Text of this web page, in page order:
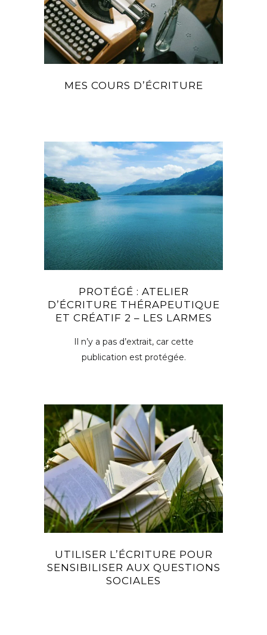
MES COURS D’ÉCRITURE
PROTÉGÉ : ATELIER
D’ÉCRITURE THÉRAPEUTIQUE
ET CRÉATIF 2 – LES LARMES
Il n’y a pas d’extrait, car cette
publication est protégée.
UTILISER L’ÉCRITURE POUR
SENSIBILISER AUX QUESTIONS
SOCIALES